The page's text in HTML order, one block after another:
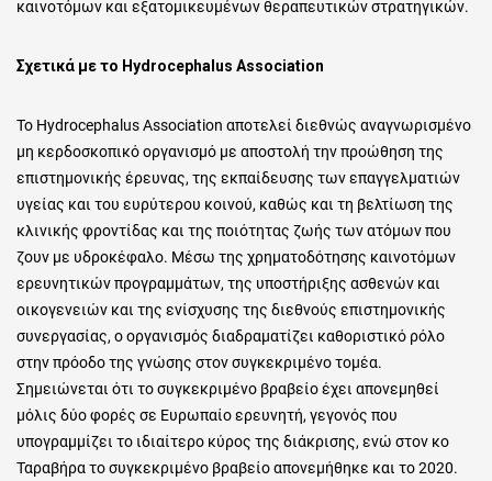
καινοτόμων και εξατομικευμένων θεραπευτικών στρατηγικών.
Σχετικά με το Hydrocephalus Association
Το Hydrocephalus Association αποτελεί διεθνώς αναγνωρισμένο
μη κερδοσκοπικό οργανισμό με αποστολή την προώθηση της
επιστημονικής έρευνας, της εκπαίδευσης των επαγγελματιών
υγείας και του ευρύτερου κοινού, καθώς και τη βελτίωση της
κλινικής φροντίδας και της ποιότητας ζωής των ατόμων που
ζουν με υδροκέφαλο. Μέσω της χρηματοδότησης καινοτόμων
ερευνητικών προγραμμάτων, της υποστήριξης ασθενών και
οικογενειών και της ενίσχυσης της διεθνούς επιστημονικής
συνεργασίας, ο οργανισμός διαδραματίζει καθοριστικό ρόλο
στην πρόοδο της γνώσης στον συγκεκριμένο τομέα.
Σημειώνεται ότι το συγκεκριμένο βραβείο έχει απονεμηθεί
μόλις δύο φορές σε Ευρωπαίο ερευνητή, γεγονός που
υπογραμμίζει το ιδιαίτερο κύρος της διάκρισης, ενώ στον κο
Ταραβήρα το συγκεκριμένο βραβείο απονεμήθηκε και το 2020.